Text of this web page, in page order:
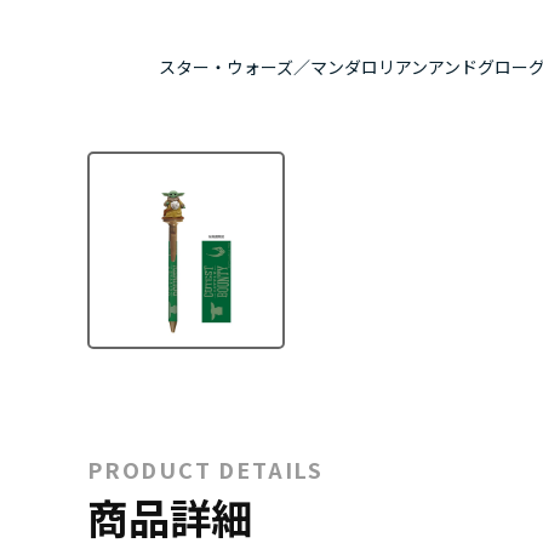
スター・ウォーズ／マンダロリアンアンドグロ
PRODUCT DETAILS
商品詳細